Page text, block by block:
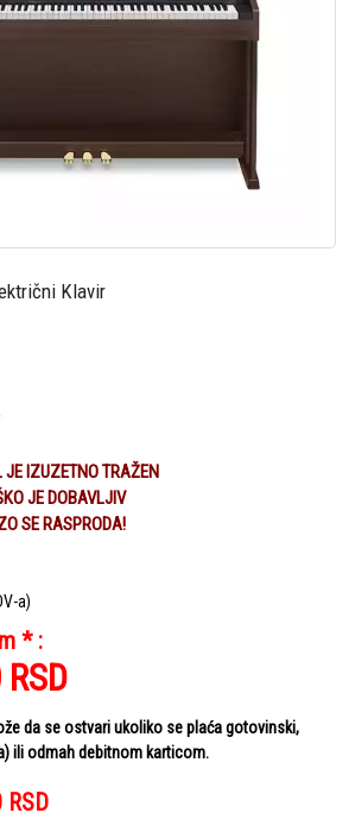
Klavir
JE IZUZETNO TRAŽEN
JE DOBAVLJIV
SE RASPRODA!
a)
* :
RSD
da se ostvari ukoliko se plaća gotovinski,
ili odmah debitnom karticom.
RSD